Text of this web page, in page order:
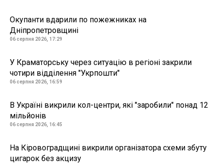
Окупанти вдарили по пожежниках на
Дніпропетровщині
06 серпня 2026, 17:29
У Краматорську через ситуацію в регіоні закрили
чотири відділення "Укрпошти"
06 серпня 2026, 16:59
В Україні викрили кол-центри, які "заробили" понад 12
мільйонів
06 серпня 2026, 16:45
На Кіровоградщині викрили організатора схеми збуту
цигарок без акцизу